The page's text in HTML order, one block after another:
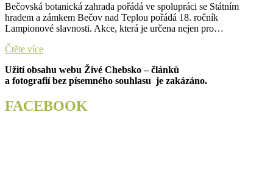
Bečovská botanická zahrada pořádá ve spolupráci se Státním
hradem a zámkem Bečov nad Teplou pořádá 18. ročník
Lampionové slavnosti. Akce, která je určena nejen pro…
Čtěte víceBečovskou
zahradu
ozáří
lampionů
Užití obsahu webu Živé Chebsko – článků
a fotografií bez písemného souhlasu je zakázáno.
FACEBOOK